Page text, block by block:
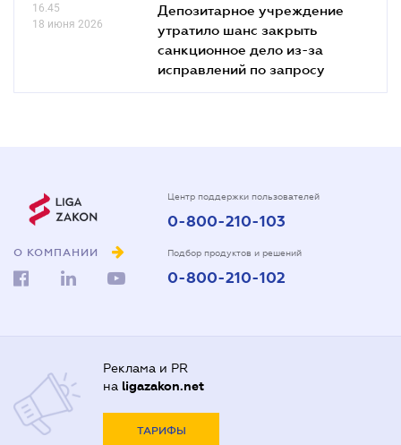
16.45
18 июня 2026
Депозитарное учреждение
утратило шанс закрыть
санкционное дело из-за
исправлений по запросу
О КОМПАНИИ
Центр поддержки пользователей
0-800-210-103
Подбор продуктов и решений
0-800-210-102
Реклама и PR
на ligazakon.net
ТАРИФЫ